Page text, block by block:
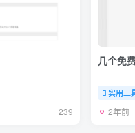
239
几个免
实用工
2年前